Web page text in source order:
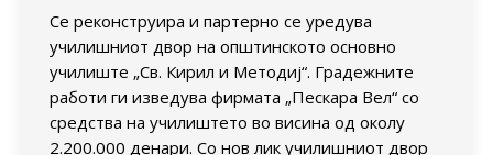
Се реконструира и партерно се уредува
училишниот двор на општинското основно
училиште „Св. Кирил и Методиј“. Градежните
работи ги изведува фирмата „Пескара Вел“ со
средства на училиштето во висина од околу
2.200.000 денари. Со нов лик училишниот двор